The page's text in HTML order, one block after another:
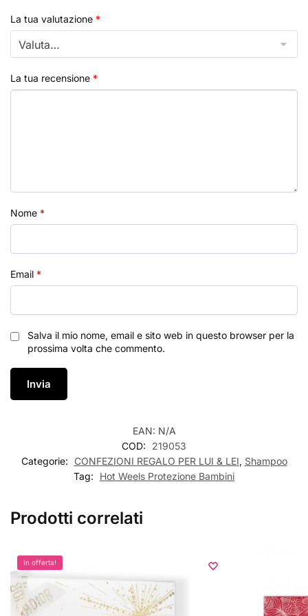
La tua valutazione *
La tua recensione *
Nome *
Email *
Salva il mio nome, email e sito web in questo browser per la
prossima volta che commento.
EAN: N/A
COD:
219053
Categorie:
CONFEZIONI REGALO PER LUI & LEI, Shampoo
Tag:
Hot Weels Protezione Bambini
Prodotti correlati
In offerta!